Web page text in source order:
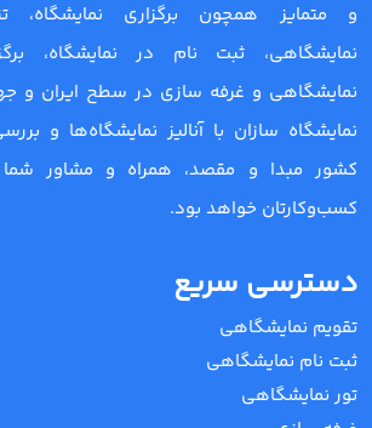
و متمایز همچون برگزاری نمایشگاه،
نمایشگاهی، ثبت نام در نمایشگاه،
نمایشگاهی و غرفه سازی در سطح ایران و
نمایشگاه سازان با آنالیز نمایشگاه‌ها و
کشور مبدا و مقصد، همراه و مشاور
کسب‌وکارتان خواهد بود.
دسترسی سریع
تقویم نمایشگاهی
ثبت نام نمایشگاهی
تور نمایشگاهی